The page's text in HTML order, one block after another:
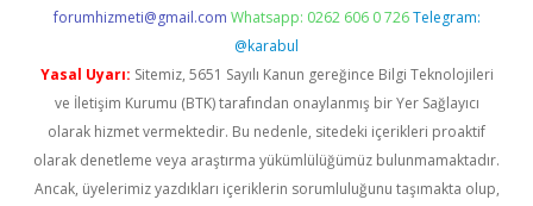
forumhizmeti@gmail.com Whatsapp: 0262 606 0 726 Telegram:
@karabul
Yasal Uyarı: Sitemiz, 5651 Sayılı Kanun gereğince Bilgi Teknolojileri
ve İletişim Kurumu (BTK) tarafından onaylanmış bir Yer Sağlayıcı
olarak hizmet vermektedir. Bu nedenle, sitedeki içerikleri proaktif
olarak denetleme veya araştırma yükümlülüğümüz bulunmamaktadır.
Ancak, üyelerimiz yazdıkları içeriklerin sorumluluğunu taşımakta olup,